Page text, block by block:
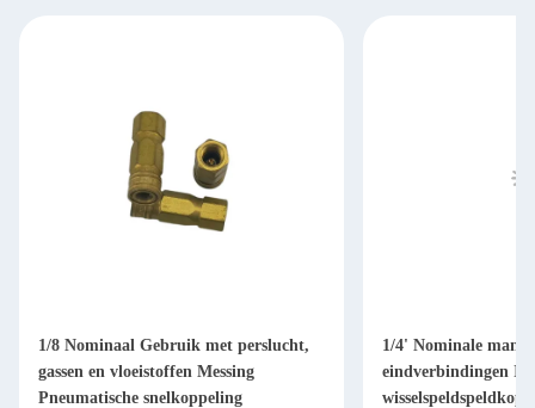
1/8 Nominaal Gebruik met perslucht,
gassen en vloeistoffen Messing
Pneumatische snelkoppeling
1/4' Nominale
eindverbindingen